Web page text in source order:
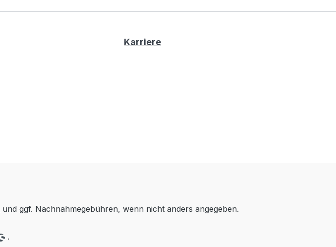
Karriere
und ggf. Nachnahmegebühren, wenn nicht anders angegeben.
.